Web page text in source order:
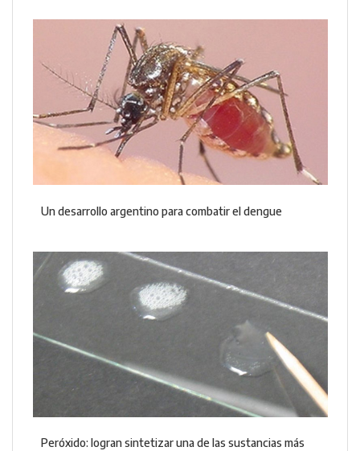
Un desarrollo argentino para combatir el dengue
Peróxido: logran sintetizar una de las sustancias más